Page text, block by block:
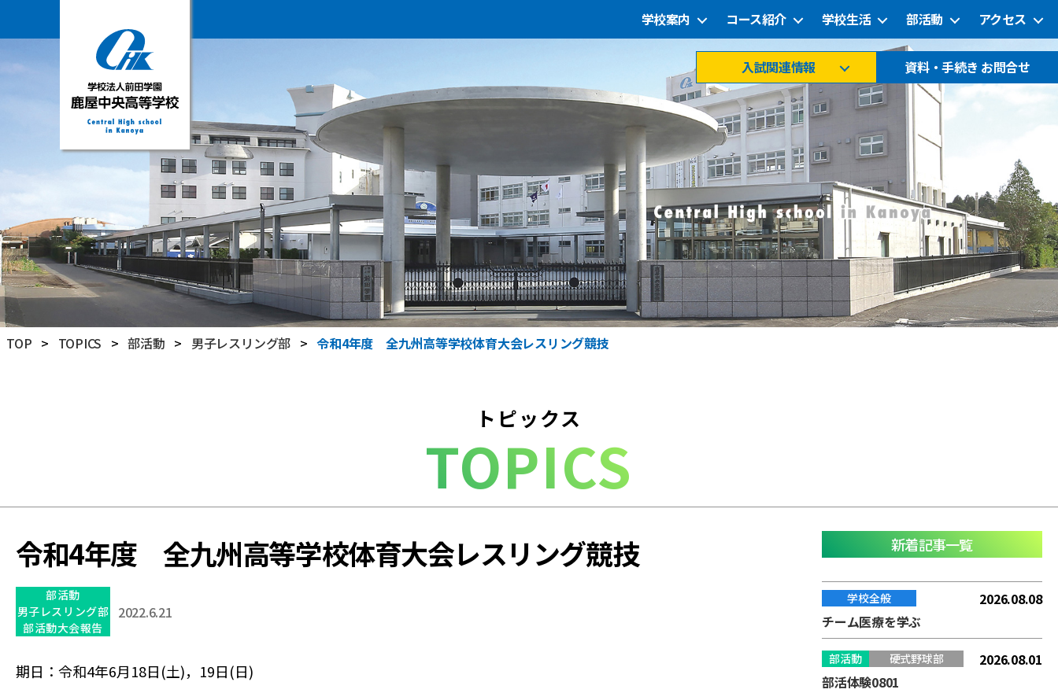
学
校
田
学
園
鹿
屋
中
高
等
学校案内 コース紹介 学校生活 部活動 アクセス
入試関連情報 資料・手続き お問合せ
TOP > TOPICS > 部活動 > 男子レスリング部 > 令和4年度 全九州高等学校体育大会レスリング競技
トピックス
TOPICS
令和4年度 全九州高等学校体育大会レスリング競技
部活動
男子レスリング部
部活動大会報告
2022.6.21
期日：令和4年6月18日(土)，19日(日)
新着記事一覧
学校全般
2026.08.08
チーム医療を学ぶ
部活動 硬式野球部
2026.08.01
部活体験0801